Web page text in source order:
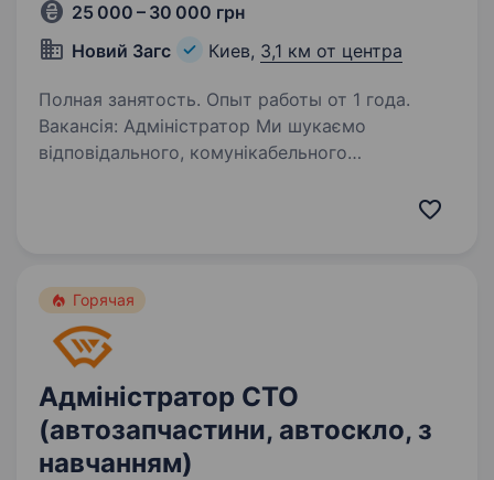
25 000 – 30 000 грн
Новий Загс
Киев, 3,1 км от центра
Полная занятость. Опыт работы от 1 года.
Вакансія: Адміністратор Ми шукаємо
відповідального, комунікабельного
Горячая
Адміністратор СТО
(автозапчастини, автоскло, з
навчанням)